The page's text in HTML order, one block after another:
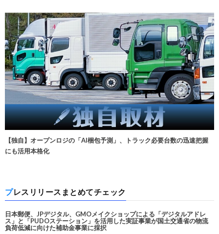
【独自】オープンロジの「AI梱包予測」、トラック必要台数の迅速把握
にも活用本格化
プレスリリースまとめてチェック
日本郵便、JPデジタル、GMOメイクショップによる「デジタルアドレ
ス」と「PUDOステーション」を活用した実証事業が国土交通省の物流
負荷低減に向けた補助金事業に採択